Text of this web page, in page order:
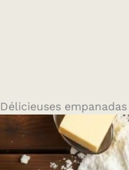
Délicieuses